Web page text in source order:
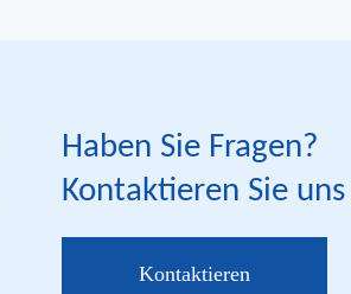
Haben Sie Fragen?
Kontaktieren Sie
Kontaktieren